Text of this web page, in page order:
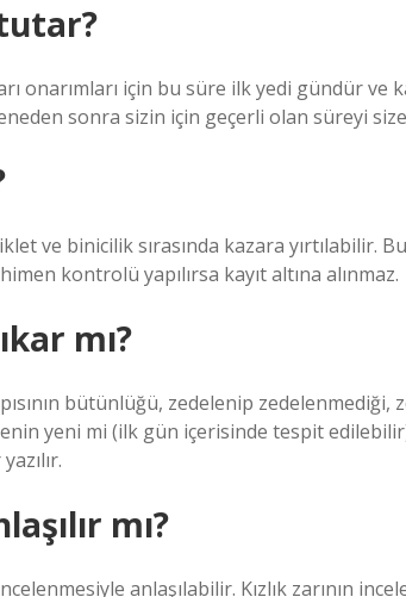
onarımları için bu süre ilk yedi gündür ve
sonra sizin için geçerli olan süreyi
ve binicilik sırasında kazara yırtılabilir.
kontrolü yapılırsa kayıt altına alınmaz.
mı?
bütünlüğü, zedelenip zedelenmediği,
yeni mi (ilk gün içerisinde tespit
mı?
anlaşılabilir. Kızlık zarının